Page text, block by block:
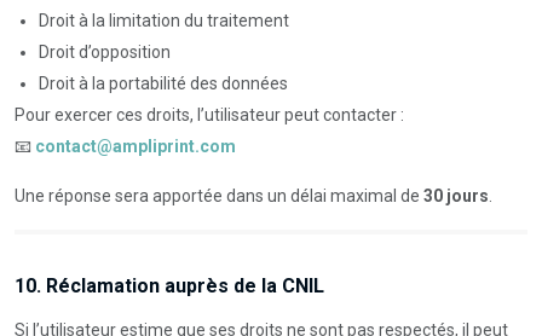
Droit à la limitation du traitement
Droit d’opposition
Droit à la portabilité des données
Pour exercer ces droits, l’utilisateur peut contacter :
📧 contact@ampliprint.com
Une réponse sera apportée dans un délai maximal de 30 jours
10. Réclamation auprès de la CNIL
Si l’utilisateur estime que ses droits ne sont pas respectés, il peut